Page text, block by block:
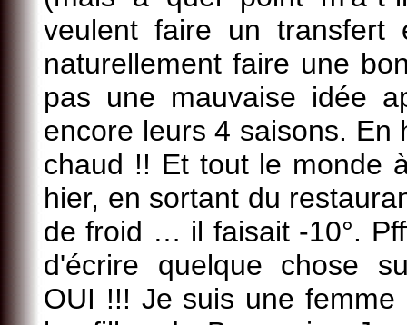
veulent faire un
naturellement faire une
pas une mauvaise idée
encore leurs 4 saisons.
chaud !! Et tout le
hier, en sortant du
de froid … il faisait -10°.
d'écrire quelque chose
OUI !!! Je suis une